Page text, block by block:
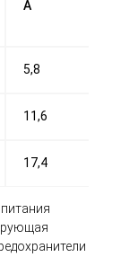
А
5,8
11,6
17,4